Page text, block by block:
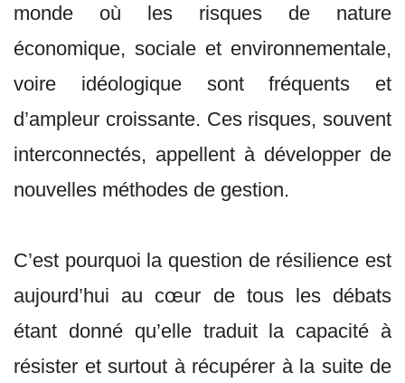
monde où les risques de nature
économique, sociale et environnementale,
voire idéologique sont fréquents et
d’ampleur croissante. Ces risques, souvent
interconnectés, appellent à développer de
nouvelles méthodes de gestion.
C’est pourquoi la question de résilience est
aujourd’hui au cœur de tous les débats
étant donné qu’elle traduit la capacité à
résister et surtout à récupérer à la suite de